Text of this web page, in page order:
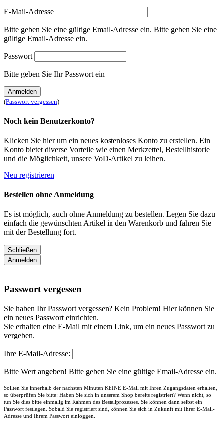
E-Mail-Adresse
Bitte geben Sie eine gültige Email-Adresse ein. Bitte geben Sie eine
gültige Email-Adresse ein.
Passwort
Bitte geben Sie Ihr Passwort ein
Anmelden
(Passwort vergessen)
Noch kein Benutzerkonto?
Klicken Sie hier um ein neues kostenloses Konto zu erstellen. Ein
Konto bietet diverse Vorteile wie einen Merkzettel, Bestellhistorie
und die Möglichkeit, unsere VoD-Artikel zu leihen.
Neu registrieren
Bestellen ohne Anmeldung
Es ist möglich, auch ohne Anmeldung zu bestellen. Legen Sie dazu
einfach die gewünschten Artikel in den Warenkorb und fahren Sie
mit der Bestellung fort.
Schließen
Anmelden
Passwort vergessen
Sie haben Ihr Passwort vergessen? Kein Problem! Hier können Sie
ein neues Passwort einrichten.
Sie erhalten eine E-Mail mit einem Link, um ein neues Passwort zu
vergeben.
Ihre E-Mail-Adresse:
Bitte Wert angeben! Bitte geben Sie eine gültige Email-Adresse ein.
Sollten Sie innerhalb der nächsten Minuten KEINE E-Mail mit Ihren Zugangsdaten erhalten,
so überprüfen Sie bitte: Haben Sie sich in unserem Shop bereits registriert? Wenn nicht, so
tun Sie dies bitte einmalig im Rahmen des Bestellprozesses. Sie können dann selbst ein
Passwort festlegen. Sobald Sie registriert sind, können Sie sich in Zukunft mit Ihrer E-Mail-
Adresse und Ihrem Passwort einloggen.